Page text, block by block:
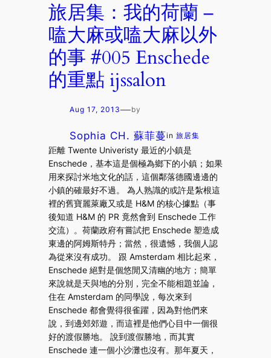
旅居集：我的荷蘭 –
嗑大麻或嗑大麻以外
的事 #005 Enschede
的重點 ijssalon
Aug 17, 2013—by
Sophia CH. 蘇菲蔓in旅居集
距離 Twente Univeristy 最近的小鎮是
Enschede，基本這是個極為鄉下的小鎮；如果
用來探討米地文化的話，這個鄰落德國邊邊的
小鎮的確最好不過。 為人熟識的或許是紮根這
裡的舊寶麗萊廠又或是 H&M 的核心據點（事
後知道 H&M 的 PR 竟然會到 Enschede 工作
交流）。荷蘭政府有嘗試把 Enschede 塑造成
東邊的阿姆斯特丹；當然，很遺憾，我個人認
為從來沒有成功。 跟 Amsterdam 相比起來，
Enschede 絕對是個悠閒又清幽的地方；簡單
來說就是天與地的分別，完全不能相題並論，
住在 Amsterdam 的同學說，每次來到
Enschede 都會覺得很雀躍，因為對他們來
說，到邊郊郊遊，而這裡是他們心目中一個很
好的渡假勝地。 說到渡假勝地，而其實
Enschede 連一個小沙灘也沒有。那年夏天，